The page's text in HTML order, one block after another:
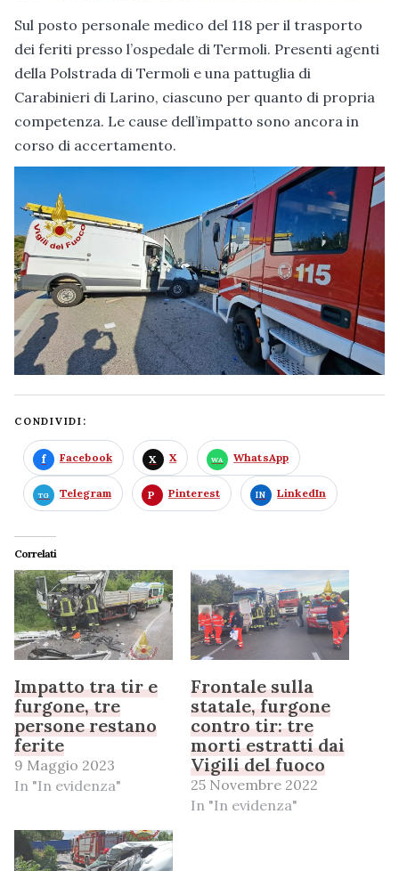
Sul posto personale medico del 118 per il trasporto
dei feriti presso l’ospedale di Termoli. Presenti agenti
della Polstrada di Termoli e una pattuglia di
Carabinieri di Larino, ciascuno per quanto di propria
competenza. Le cause dell’impatto sono ancora in
corso di accertamento.
CONDIVIDI:
Facebook X WhatsApp
Telegram Pinterest LinkedIn
Correlati
Impatto tra tir e
furgone, tre
persone restano
ferite
9 Maggio 2023
In "In evidenza"
Frontale sulla
statale, furgone
contro tir: tre
morti estratti dai
Vigili del fuoco
25 Novembre 2022
In "In evidenza"